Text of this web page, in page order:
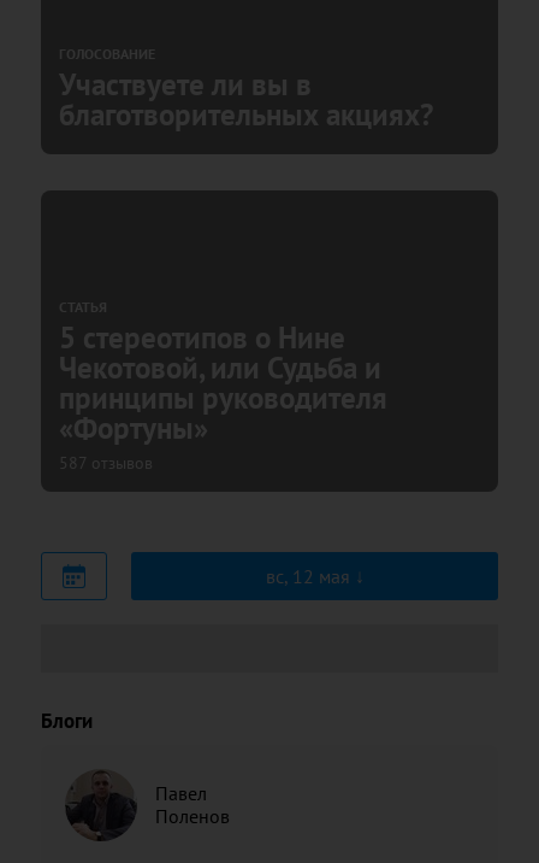
ГОЛОСОВАНИЕ
Участвуете ли вы в
благотворительных акциях?
СТАТЬЯ
5 стереотипов о Нине
Чекотовой, или Судьба и
принципы руководителя
«Фортуны»
587 отзывов
вс, 12 мая
Блоги
Павел
Поленов